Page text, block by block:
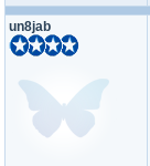
un8jab